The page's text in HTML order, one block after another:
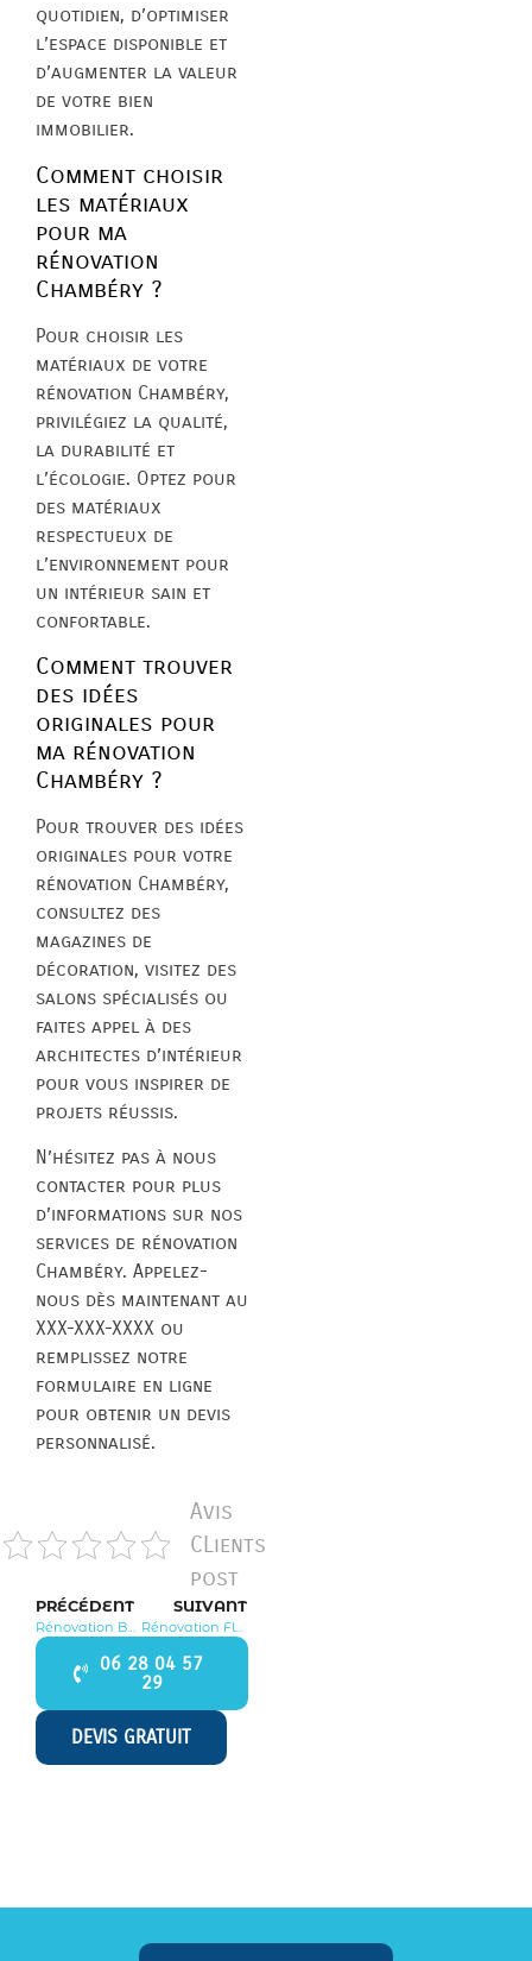
quotidien, d’optimiser
l’espace disponible et
d’augmenter la valeur
de votre bien
immobilier.
Comment choisir
les matériaux
pour ma
rénovation
Chambéry ?
Pour choisir les
matériaux de votre
rénovation Chambéry,
privilégiez la qualité,
la durabilité et
l’écologie. Optez pour
des matériaux
respectueux de
l’environnement pour
un intérieur sain et
confortable.
Comment trouver
des idées
originales pour
ma rénovation
Chambéry ?
Pour trouver des idées
originales pour votre
rénovation Chambéry,
consultez des
magazines de
décoration, visitez des
salons spécialisés ou
faites appel à des
architectes d’intérieur
pour vous inspirer de
projets réussis.
N’hésitez pas à nous
contacter pour plus
d’informations sur nos
services de rénovation
Chambéry. Appelez-
nous dès maintenant au
XXX-XXX-XXXX ou
remplissez notre
formulaire en ligne
pour obtenir un devis
personnalisé.
Avis
CLients
post
PRÉCÉDENT
Rénovation Beaumont du Gâtinais 77890
SUIVANT
Rénovation Fleury en Bière 77930
06 28 04 57
29
DEVIS GRATUIT